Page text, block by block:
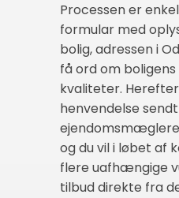
Processen er
formular med
bolig, adressen i
få ord om
kvaliteter.
henvendelse
og du vil i løbet af
flere uafhængige
tilbud direkte fra